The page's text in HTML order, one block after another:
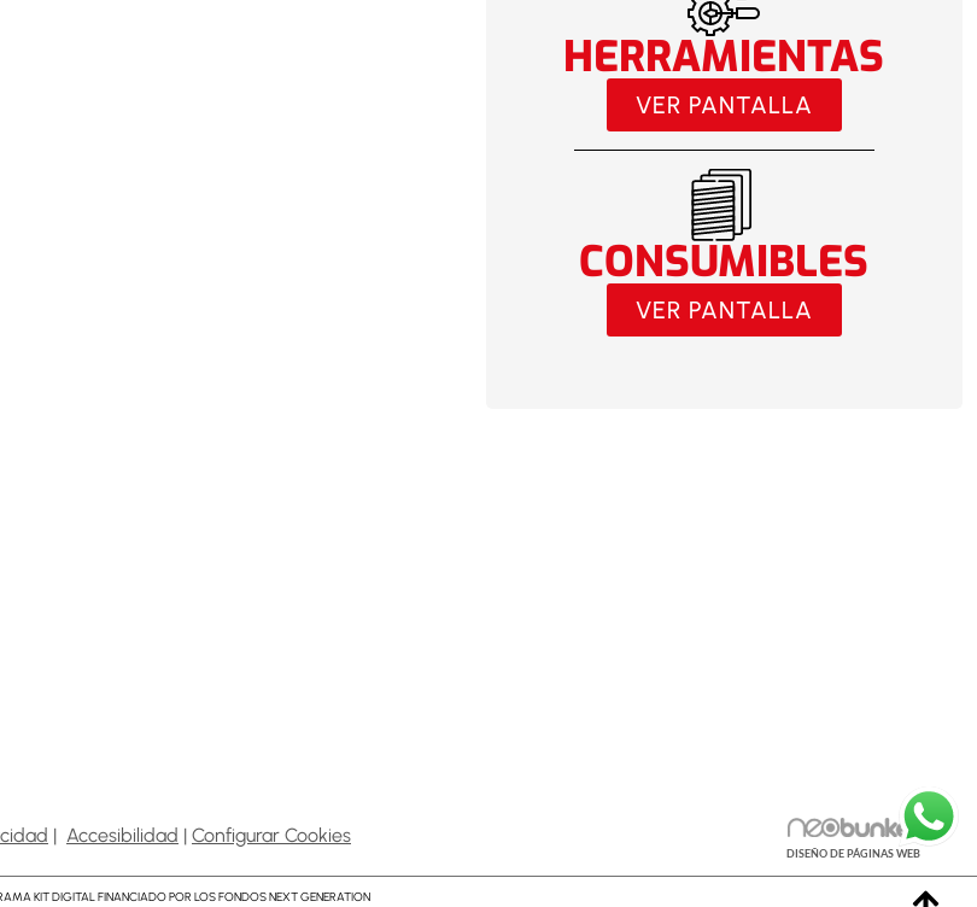
HERRAMIENTAS
VER PANTALLA
CONSUMIBLES
VER PANTALLA
| Accesibilidad | Configurar Cookies
DISEÑO DE PÁGINAS WEB
KIT DIGITAL FINANCIADO POR LOS FONDOS NEXT GENERATION